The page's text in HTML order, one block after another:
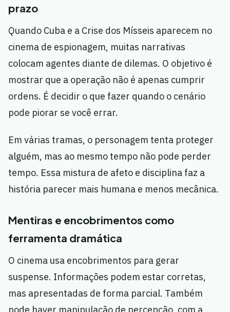
prazo
Quando Cuba e a Crise dos Mísseis aparecem no
cinema de espionagem, muitas narrativas
colocam agentes diante de dilemas. O objetivo é
mostrar que a operação não é apenas cumprir
ordens. É decidir o que fazer quando o cenário
pode piorar se você errar.
Em várias tramas, o personagem tenta proteger
alguém, mas ao mesmo tempo não pode perder
tempo. Essa mistura de afeto e disciplina faz a
história parecer mais humana e menos mecânica.
Mentiras e encobrimentos como
ferramenta dramática
O cinema usa encobrimentos para gerar
suspense. Informações podem estar corretas,
mas apresentadas de forma parcial. Também